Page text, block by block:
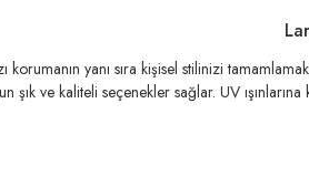
korumanın yanı sıra kişisel stilinizi
şık ve kaliteli seçenekler sağlar. UV